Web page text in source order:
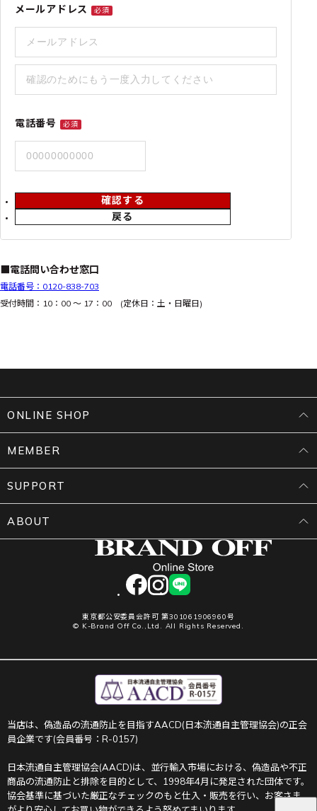
メールアドレス 必須
電話番号 必須
戻る
確認する
■電話問い合わせ窓口
電話番号：0120-838-703
受付時間：10：00 ～ 17：00 (定休日：土・日曜日)
facebookinstagram
LINE
東京都公安委員会許可 第301061906960号
© K-Brand Off Co.,Ltd. All Rights Reserved.
ONLINE SHOP
MEMBER
SUPPORT
ABOUT
当店は、偽造品の流通防止を目指すAACD(日本流通自主管理協会)の正会
員企業です(会員番号：R-0157)
日本流通自主管理協会(AACD)は、並行輸入市場における、偽造品や不正
商品の流通防止と排除を目的として、1998年4月に発足された団体です。
協会基準に基づいた厳正なチェックのもと仕入・販売を行い、お客さま